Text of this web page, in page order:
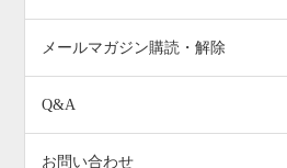
メールマガジン購読・解除
Q&A
お問い合わせ